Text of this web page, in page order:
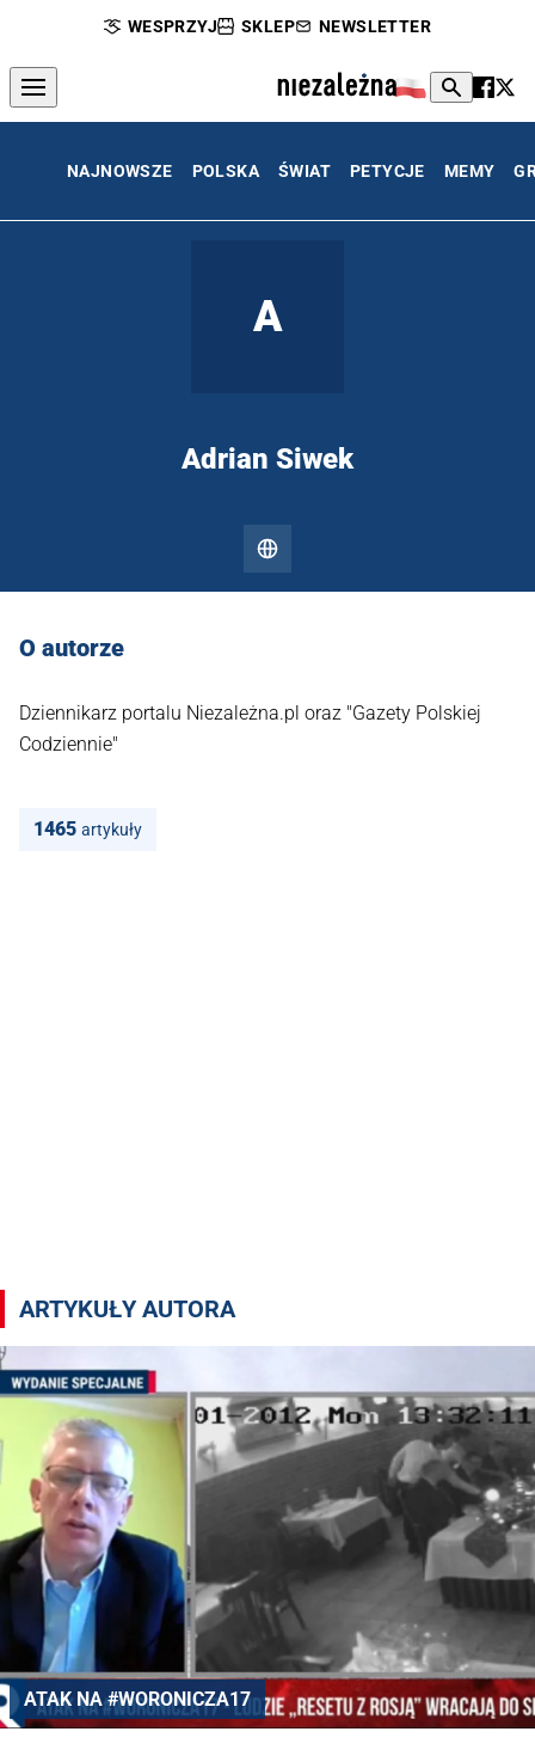
WESPRZYJ SKLEP NEWSLETTER
NAJNOWSZE POLSKA ŚWIAT PETYCJE MEMY
A
Adrian Siwek
O autorze
Dziennikarz portalu Niezależna.pl oraz "Gazety Polskiej
Codziennie"
1465 artykuły
Artykuły autora Adrian Siwek
ARTYKUŁY AUTORA
ATAK NA #WORONICZA17